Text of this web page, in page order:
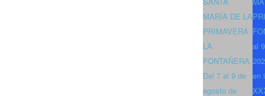
MARÍA DE LA
PRIMAVERA
LA
FONTAÑERA
Del 7 al 9 de
agosto de
al
en